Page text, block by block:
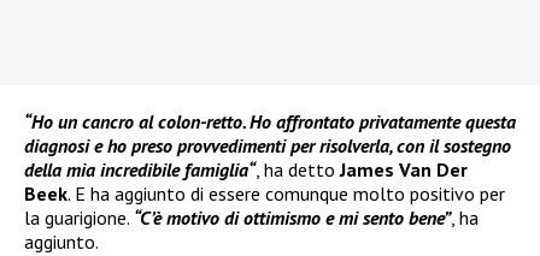
“Ho un cancro al colon-retto. Ho affrontato privatamente questa
diagnosi e ho preso provvedimenti per risolverla, con il sostegno
della mia incredibile famiglia“, ha dettoJames Van Der
Beek. E ha aggiunto di essere comunque molto positivo per
la guarigione. “C’è motivo di ottimismo e mi sento bene”, ha
aggiunto.